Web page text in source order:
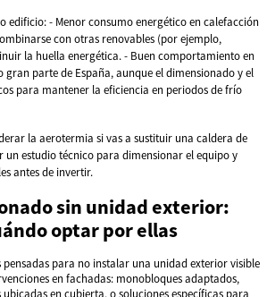
edificio: - Menor consumo energético en calefacción
con otras renovables (por ejemplo,
la huella energética. - Buen comportamiento en
parte de España, aunque el dimensionado y el
para mantener la eficiencia en periodos de frío
la aerotermia si vas a sustituir una caldera de
un estudio técnico para dimensionar el equipo y
antes de invertir.
sin unidad exterior:
optar por ellas
pensadas para no instalar una unidad exterior visible
en fachadas: monobloques adaptados,
en cubierta, o soluciones específicas para